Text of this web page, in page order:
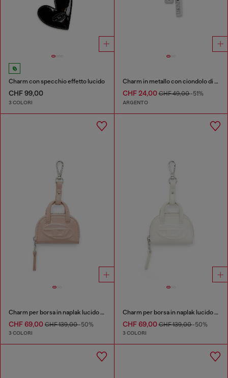
Charm con specchio effetto lucido
CHF 99,00
3 COLORI
Charm in metallo con ciondolo di strass
CHF 24,00CHF 49,00-51%
ARGENTO
Charm per borsa in naplak lucido e stropicciato
CHF 69,00 CHF 139,00-50%
3 COLORI
Charm per borsa in naplak lucido e stropicciato
CHF 69,00CHF 139,00-50%
3 COLORI